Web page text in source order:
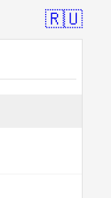
🇷🇺